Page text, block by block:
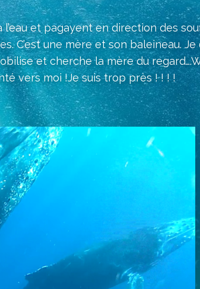
et pagayent en direction des
C’est une mère et son baleineau. Je
et cherche la mère du
vers moi !Je suis trop près ! ! ! !